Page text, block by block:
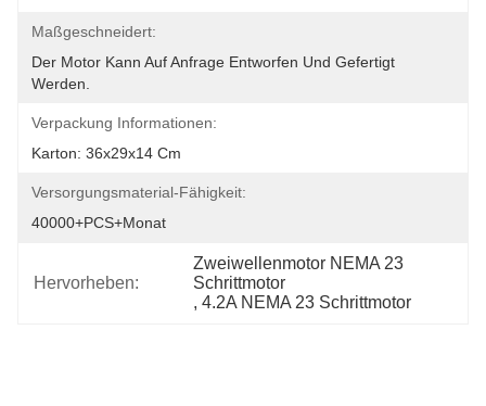
Maßgeschneidert:
Der Motor Kann Auf Anfrage Entworfen Und Gefertigt
Werden.
Verpackung Informationen:
Karton: 36x29x14 Cm
Versorgungsmaterial-Fähigkeit:
40000+PCS+Monat
Hervorheben:
Zweiwellenmotor NEMA 23
Schrittmotor
, 4.2A NEMA 23 Schrittmotor